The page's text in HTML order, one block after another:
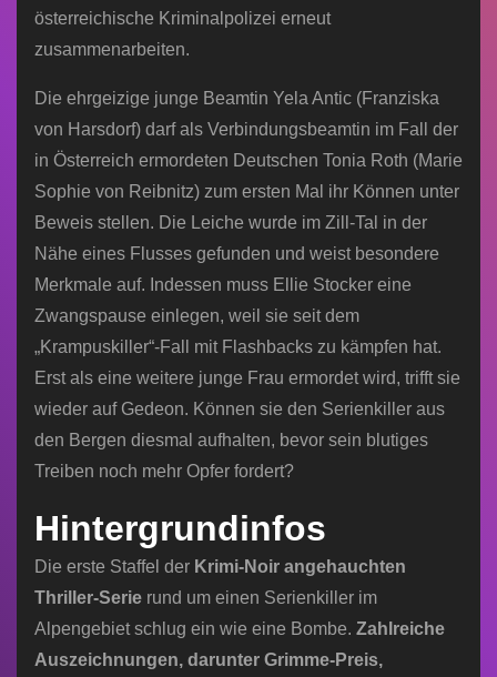
österreichische Kriminalpolizei erneut
zusammenarbeiten.
Die ehrgeizige junge Beamtin Yela Antic (Franziska
von Harsdorf) darf als Verbindungsbeamtin im Fall der
in Österreich ermordeten Deutschen Tonia Roth (Marie
Sophie von Reibnitz) zum ersten Mal ihr Können unter
Beweis stellen. Die Leiche wurde im Zill-Tal in der
Nähe eines Flusses gefunden und weist besondere
Merkmale auf. Indessen muss Ellie Stocker eine
Zwangspause einlegen, weil sie seit dem
„Krampuskiller“-Fall mit Flashbacks zu kämpfen hat.
Erst als eine weitere junge Frau ermordet wird, trifft sie
wieder auf Gedeon. Können sie den Serienkiller aus
den Bergen diesmal aufhalten, bevor sein blutiges
Treiben noch mehr Opfer fordert?
Hintergrundinfos
Die erste Staffel der Krimi-Noir angehauchten
Thriller-Serie rund um einen Serienkiller im
Alpengebiet schlug ein wie eine Bombe. Zahlreiche
Auszeichnungen, darunter Grimme-Preis,